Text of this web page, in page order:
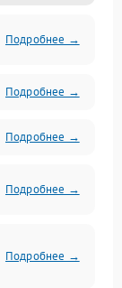
Подробнее →
Подробнее →
Подробнее →
Подробнее →
Подробнее →